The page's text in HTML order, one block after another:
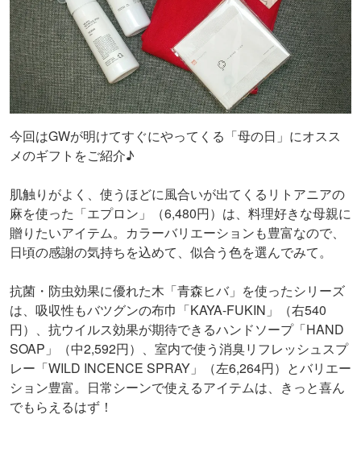
今回はGWが明けてすぐにやってくる「母の日」にオスス
メのギフトをご紹介♪
肌触りがよく、使うほどに風合いが出てくるリトアニアの
麻を使った「エプロン」（6,480円）は、料理好きな母親に
贈りたいアイテム。カラーバリエーションも豊富なので、
日頃の感謝の気持ちを込めて、似合う色を選んでみて。
抗菌・防虫効果に優れた木「青森ヒバ」を使ったシリーズ
は、吸収性もバツグンの布巾「KAYA-FUKIN」（右540
円）、抗ウイルス効果が期待できるハンドソープ「HAND
SOAP」（中2,592円）、室内で使う消臭リフレッシュスプ
レー「WILD INCENCE SPRAY」（左6,264円）とバリエー
ション豊富。日常シーンで使えるアイテムは、きっと喜ん
でもらえるはず！